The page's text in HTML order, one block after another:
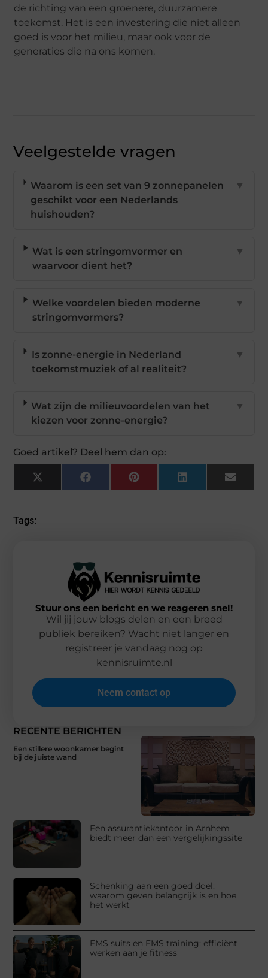
de richting van een groenere, duurzamere
toekomst. Het is een investering die niet alleen
goed is voor het milieu, maar ook voor de
generaties die na ons komen.
Veelgestelde vragen
Waarom is een set van 9 zonnepanelen
geschikt voor een Nederlands
huishouden?
▼
Wat is een stringomvormer en
waarvoor dient het?
▼
Welke voordelen bieden moderne
stringomvormers?
▼
Is zonne-energie in Nederland
toekomstmuziek of al realiteit?
▼
Wat zijn de milieuvoordelen van het
kiezen voor zonne-energie?
▼
Goed artikel? Deel hem dan op:
X
(Twitter)
FacebookPinterestLinkedIn Email
Tags:
RECENTE BERICHTEN
Een stillere woonkamer begint
bij de juiste wand
Een assurantiekantoor in Arnhem
biedt meer dan een vergelijkingssite
Schenking aan een goed doel:
waarom geven belangrijk is en hoe
het werkt
EMS suits en EMS training: efficiënt
werken aan je fitness
Stuur ons een bericht en we reageren snel!
Wil jij jouw blogs delen en een breed
publiek bereiken? Wacht niet langer en
registreer je vandaag nog op
kennisruimte.nl
Neem contact op